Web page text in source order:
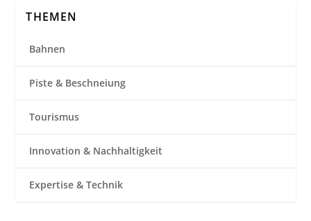
THEMEN
Bahnen
Piste & Beschneiung
Tourismus
Innovation & Nachhaltigkeit
Expertise & Technik